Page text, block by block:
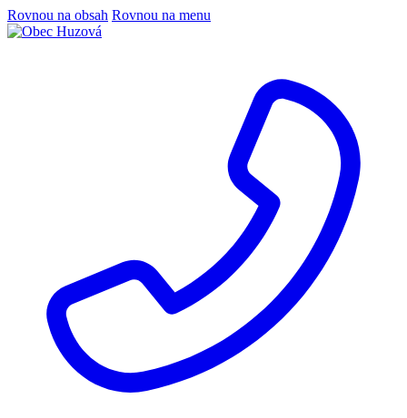
Rovnou na obsah Rovnou na menu